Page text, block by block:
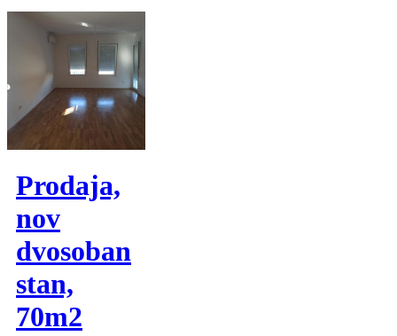
Prodaja,
nov
dvosoban
stan,
70m2